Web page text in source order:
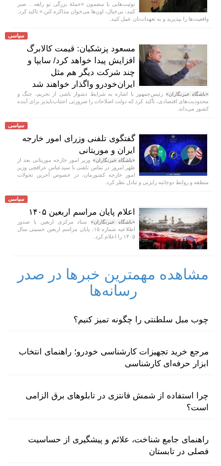
توئیت‌هایی با مضمون «حملهٔ بزرگی تو راهه… صبر
کنید، بی‌خیال، اون‌ها می‌خوان مذاکره کنن.» تاکید کرد:
واقعیت‌ها را بپذیرید و به تعهدات‌تان عمل کنید.
سیاسی
مسعود پزشکیان: قیمت کالابرگ
افزایش پیدا خواهد کرد/ سایپا و
چند شرکت دیگر هم مثل
ایران‌خودرو واگذار خواهند شد
«باشگاه خبرنگاران» رئیس‌جمهور با اشاره به شرایط دشوار ناشی از تحریم، جنگ و
محدودیت‌های اقتصادی، تأکید کرد که دولت اصلاحات را ضرورتی اجتناب‌ناپذیر برای آینده
کشور می‌داند.
سیاسی
گفتگوی تلفنی وزرای امور خارجه
ایران و موریتانی
«باشگاه خبرنگاران» وزیر امور خارجه موریتانی بعد از
ظهر امروز در تماس تلفنی با سیدعباس عراقچی وزیر
امور خارجه کشورمان، در خصوص آخرین تحولات
منطقه و روابط دوجانبه رایزنی و تبادل نظر کرد.
سیاسی
اعلام پایان مراسم اربعین ۱۴۰۵
«باشگاه خبرنگاران»ستاد مرکزی اربعین با صدور
اطلاعیه شماره ۱۵، پایان مراسم اربعین حسینی سال
۱۴۰۵ را اعلام کرد.
مشاهده مهمترین خبرها در صدر
رسانه‌ها
چوب مبل سلطنتی را چگونه تمیز کنیم؟
مرجع خرید تجهیزات کارشناسی خودرو؛ راهنمای انتخاب
ابزار حرفه‌ای کارشناسی
چرا استفاده از شمش فانتزی در تابلوهای برق الزامی
است؟
راهنمای جامع شناخت، علائم و پیشگیری از حساسیت
فصلی در تابستان